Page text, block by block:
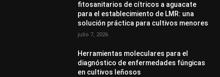
fitosanitarios de cítricos a aguacate
para el establecimiento de LMR: una
solución práctica para cultivos menores
julio 7, 2026
Herramientas moleculares para el
diagnóstico de enfermedades fúngicas
en cultivos leñosos